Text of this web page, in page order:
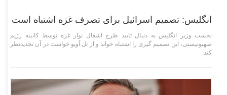
انگلیس: تصمیم اسرائیل برای تصرف غزه اشتباه است
نخست وزیر انگلیس به دنبال تایید طرح اشغال نوار غزه توسط کابینه رژیم
صهیونیستی، این تصمیم گیری را اشتباه خواند و از تل آویو خواست در آن تجدیدنظر
کند.